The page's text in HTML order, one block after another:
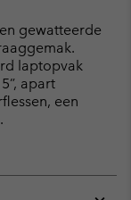
gewatteerde
laptopvak
apart
een